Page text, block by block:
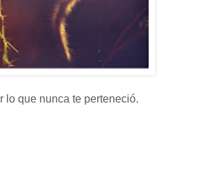
lo que nunca te perteneció.